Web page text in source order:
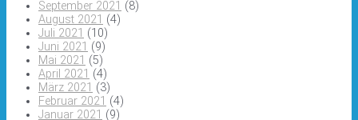
September 2021 (8)
August 2021 (4)
Juli 2021 (10)
Juni 2021 (9)
Mai 2021 (5)
April 2021 (4)
März 2021 (3)
Februar 2021 (4)
Januar 2021 (9)